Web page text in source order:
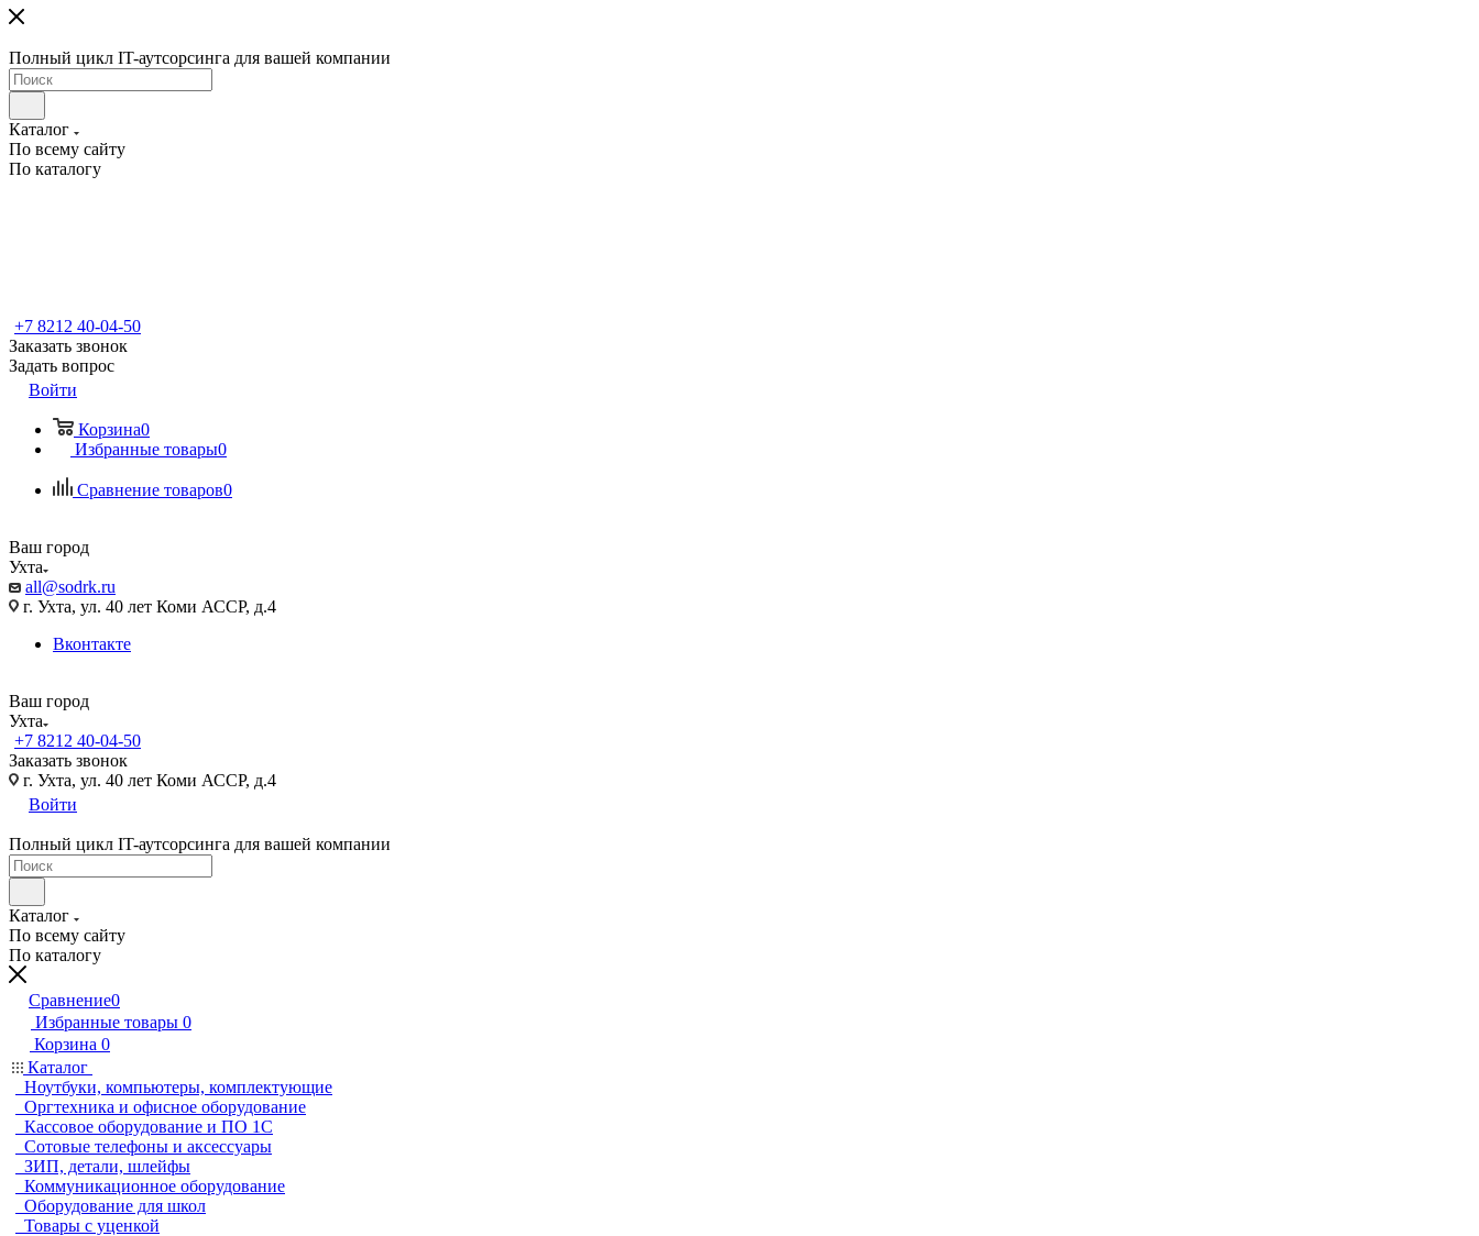
Полный цикл IT-аутсорсинга для вашей компании
Каталог
По всему сайту
По каталогу
+7 8212 40-04-50
Заказать звонок
Задать вопрос
Войти
Корзина0
Избранные товары0
Сравнение товаров0
Ваш город
Ухта
all@sodrk.ru
г. Ухта, ул. 40 лет Коми АССР, д.4
Вконтакте
Ваш город
Ухта
+7 8212 40-04-50
Заказать звонок
г. Ухта, ул. 40 лет Коми АССР, д.4
Войти
Полный цикл IT-аутсорсинга для вашей компании
Каталог
По всему сайту
По каталогу
Сравнение0
Избранные товары 0
Корзина 0
Каталог
Ноутбуки, компьютеры, комплектующие
Оргтехника и офисное оборудование
Кассовое оборудование и ПО 1С
Сотовые телефоны и аксессуары
ЗИП, детали, шлейфы
Коммуникационное оборудование
Оборудование для школ
Товары с уценкой